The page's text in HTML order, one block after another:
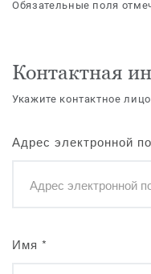
Обязательные поля
Контактная
Укажите контактное
Адрес электронной
Имя *